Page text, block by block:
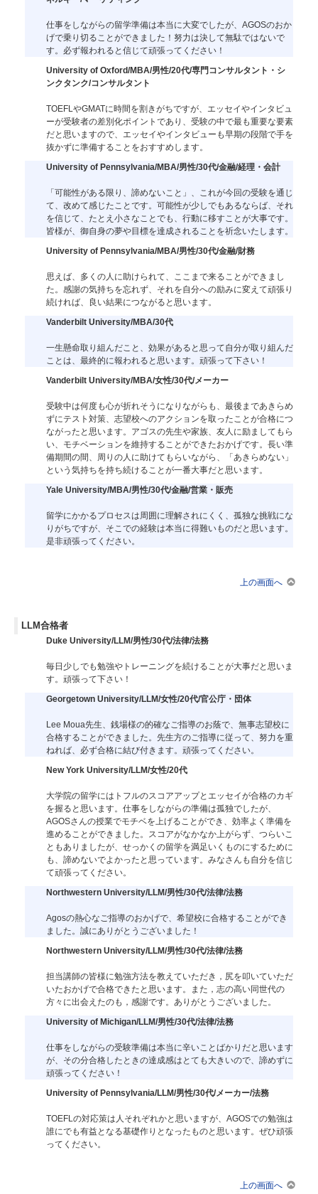
仕事をしながらの留学準備は本当に大変でしたが、AGOSのおか
げで乗り切ることができました！努力は決して無駄ではないで
す。必ず報われると信じて頑張ってください！
University of Oxford/MBA/男性/20代/専門コンサルタント・シ
ンクタンク/コンサルタント
TOEFLやGMATに時間を割きがちですが、エッセイやインタビュ
ーが受験者の差別化ポイントであり、受験の中で最も重要な要素
だと思いますので、エッセイやインタビューも早期の段階で手を
抜かずに準備することをおすすめします。
University of Pennsylvania/MBA/男性/30代/金融/経理・会計
「可能性がある限り、諦めないこと」、これが今回の受験を通じ
て、改めて感じたことです。可能性が少しでもあるならば、それ
を信じて、たとえ小さなことでも、行動に移すことが大事です。
皆様が、御自身の夢や目標を達成されることを祈念いたします。
University of Pennsylvania/MBA/男性/30代/金融/財務
思えば、多くの人に助けられて、ここまで来ることができまし
た。感謝の気持ちを忘れず、それを自分への励みに変えて頑張り
続ければ、良い結果につながると思います。
Vanderbilt University/MBA/30代
一生懸命取り組んだこと、効果があると思って自分が取り組んだ
ことは、最終的に報われると思います。頑張って下さい！
Vanderbilt University/MBA/女性/30代/メーカー
受験中は何度も心が折れそうになりながらも、最後まであきらめ
ずにテスト対策、志望校へのアクションを取ったことが合格につ
ながったと思います。アゴスの先生や家族、友人に励ましてもら
い、モチベーションを維持することができたおかげです。長い準
備期間の間、周りの人に助けてもらいながら、「あきらめない」
という気持ちを持ち続けることが一番大事だと思います。
Yale University/MBA/男性/30代/金融/営業・販売
留学にかかるプロセスは周囲に理解されにくく、孤独な挑戦にな
りがちですが、そこでの経験は本当に得難いものだと思います。
是非頑張ってください。
上の画面へ
LLM合格者
Duke University/LLM/男性/30代/法律/法務
毎日少しでも勉強やトレーニングを続けることが大事だと思いま
す。頑張って下さい！
Georgetown University/LLM/女性/20代/官公庁・団体
Lee Moua先生、銭場様の的確なご指導のお蔭で、無事志望校に
合格することができました。先生方のご指導に従って、努力を重
ねれば、必ず合格に結び付きます。頑張ってください。
New York University/LLM/女性/20代
大学院の留学にはトフルのスコアアップとエッセイが合格のカギ
を握ると思います。仕事をしながらの準備は孤独でしたが、
AGOSさんの授業でモチベを上げることができ、効率よく準備を
進めることができました。スコアがなかなか上がらず、つらいこ
ともありましたが、せっかくの留学を満足いくものにするために
も、諦めないでよかったと思っています。みなさんも自分を信じ
て頑張ってください。
Northwestern University/LLM/男性/30代/法律/法務
Agosの熱心なご指導のおかげで、希望校に合格することができ
ました。誠にありがとうございました！
Northwestern University/LLM/男性/30代/法律/法務
担当講師の皆様に勉強方法を教えていただき，尻を叩いていただ
いたおかげで合格できたと思います。また，志の高い同世代の
方々に出会えたのも，感謝です。ありがとうございました。
University of Michigan/LLM/男性/30代/法律/法務
仕事をしながらの受験準備は本当に辛いことばかりだと思います
が、その分合格したときの達成感はとても大きいので、諦めずに
頑張ってください！
University of Pennsylvania/LLM/男性/30代/メーカー/法務
TOEFLの対応策は人それぞれかと思いますが、AGOSでの勉強は
誰にでも有益となる基礎作りとなったものと思います。ぜひ頑張
ってください。
上の画面へ